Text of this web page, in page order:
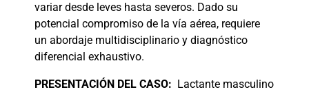
variar desde leves hasta severos. Dado su
potencial compromiso de la vía aérea, requiere
un abordaje multidisciplinario y diagnóstico
diferencial exhaustivo.
PRESENTACIÓN DEL CASO: Lactante masculino